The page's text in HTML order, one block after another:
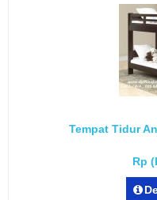
Tempat Tidur
Rp